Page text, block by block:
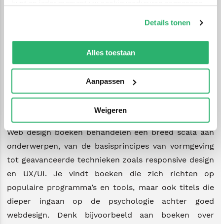
kunnen ontvangen en verwerken.
Details tonen
Alles toestaan
Aanpassen
Weigeren
webdesigner bent of al ervaring hebt, er is altijd iets
nieuws te leren over de nieuwste trends, technieken
boeken die je stap voor stap begeleiden bij het
ontwikkelen van je vaardigheden op het gebied van
Ontdek de wereld van web design
Web design boeken behandelen een breed scala aan
onderwerpen, van de basisprincipes van vormgeving
tot geavanceerde technieken zoals responsive design
en UX/UI. Je vindt boeken die zich richten op
populaire programma’s en tools, maar ook titels die
dieper ingaan op de psychologie achter goed
webdesign. Denk bijvoorbeeld aan boeken over